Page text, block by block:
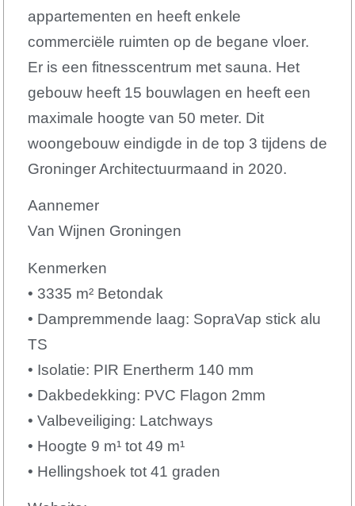
appartementen en heeft enkele
commerciële ruimten op de begane vloer.
Er is een fitnesscentrum met sauna. Het
gebouw heeft 15 bouwlagen en heeft een
maximale hoogte van 50 meter. Dit
woongebouw eindigde in de top 3 tijdens de
Groninger Architectuurmaand in 2020.
Aannemer
Van Wijnen Groningen
Kenmerken
• 3335 m² Betondak
• Dampremmende laag: SopraVap stick alu
TS
• Isolatie: PIR Enertherm 140 mm
• Dakbedekking: PVC Flagon 2mm
• Valbeveiliging: Latchways
• Hoogte 9 m¹ tot 49 m¹
• Hellingshoek tot 41 graden